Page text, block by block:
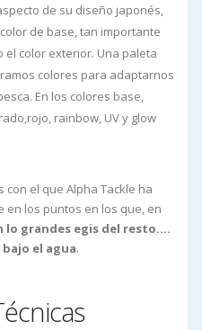
de su diseño japonés,
de base, tan importante
el color exterior. Una paleta
colores para adaptarnos
En los colores base,
rainbow, UV y glow
el que Alpha Tackle ha
en los puntos en los que, en
lo grandes egis del resto....
el agua.